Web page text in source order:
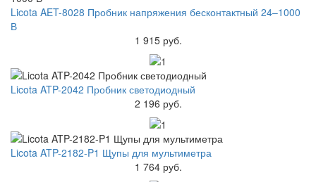
Licota AET-8028 Пробник напряжения бесконтактный 24–1000
В
1 915 руб.
Licota ATP-2042 Пробник светодиодный
2 196 руб.
Licota ATP-2182-P1 Щупы для мультиметра
1 764 руб.